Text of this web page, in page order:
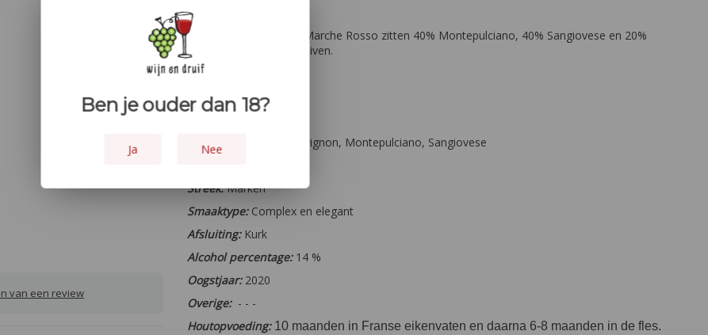
van een review
Informatie
In deze Guerrieri Nero Marche Rosso zitten 40% Montepulciano, 40% Sangiovese en 20%
Cabernet Sauvignon druiven.
Druiven:
Cabernet Sauvignon, Montepulciano, Sangiovese
Streek:Marken
Smaaktype: Complex en elegant
Afsluiting:Kurk
Alcohol percentage:14 %
Oogstjaar: 2020
Overige:- - -
Houtopvoeding: 10 maanden in Franse eikenvaten en daarna 6-8 maanden in de fles.
Ben je ouder dan 18?
Ja Nee